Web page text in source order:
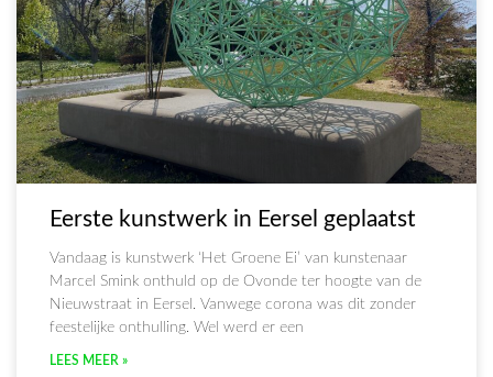
Eerste kunstwerk in Eersel geplaatst
Vandaag is kunstwerk ‘Het Groene Ei’ van kunstenaar
Marcel Smink onthuld op de Ovonde ter hoogte van de
Nieuwstraat in Eersel. Vanwege corona was dit zonder
feestelijke onthulling. Wel werd er een
LEES MEER »